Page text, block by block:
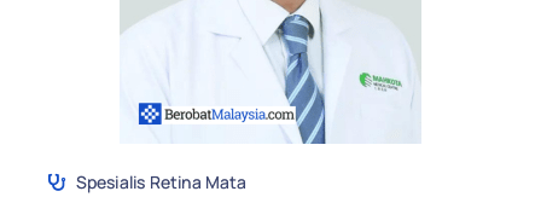
Spesialis Retina Mata